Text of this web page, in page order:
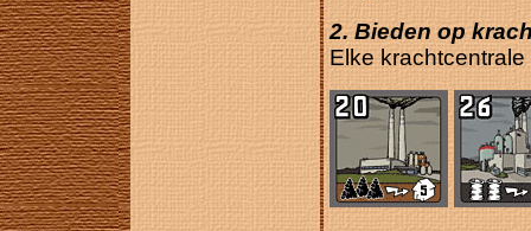
2. Bieden op
Elke